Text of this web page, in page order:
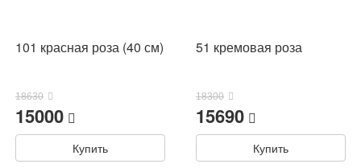
101 красная роза (40 см)
18630
15000
Купить
51 кремовая роза
18300
15690
Купить